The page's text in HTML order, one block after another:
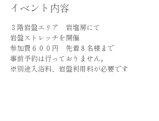
イベント内容
３階岩盤エリア　岩塩房にて
岩盤ストレッチを開催
参加費６００円　先着８名様まで
事前予約は行っておりません。
※別途入浴料、岩盤利用料が必要です